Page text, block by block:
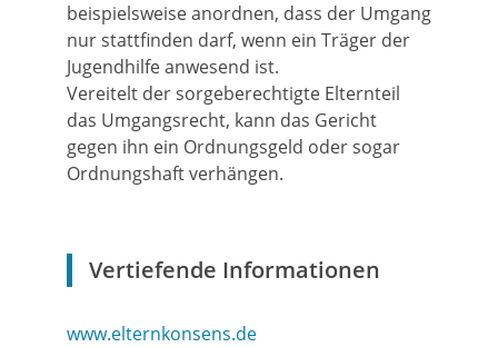
beispielsweise anordnen, dass der Umgang
nur stattfinden darf, wenn ein Träger der
Jugendhilfe anwesend ist.
Vereitelt der sorgeberechtigte Elternteil
das Umgangsrecht, kann das Gericht
gegen ihn ein Ordnungsgeld oder sogar
Ordnungshaft verhängen.
Vertiefende Informationen
www.elternkonsens.de